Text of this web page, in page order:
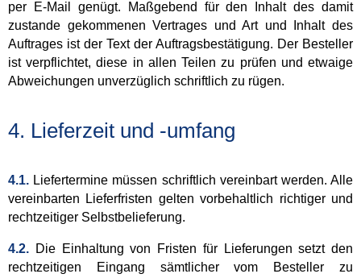
per E-Mail genügt. Maßgebend für den Inhalt des damit
zustande gekommenen Vertrages und Art und Inhalt des
Auftrages ist der Text der Auftragsbestätigung. Der Besteller
ist verpflichtet, diese in allen Teilen zu prüfen und etwaige
Abweichungen unverzüglich schriftlich zu rügen.
4. Lieferzeit und -umfang
4.1. Liefertermine müssen schriftlich vereinbart werden. Alle
vereinbarten Lieferfristen gelten vorbehaltlich richtiger und
rechtzeitiger Selbstbelieferung.
4.2. Die Einhaltung von Fristen für Lieferungen setzt den
rechtzeitigen Eingang sämtlicher vom Besteller zu